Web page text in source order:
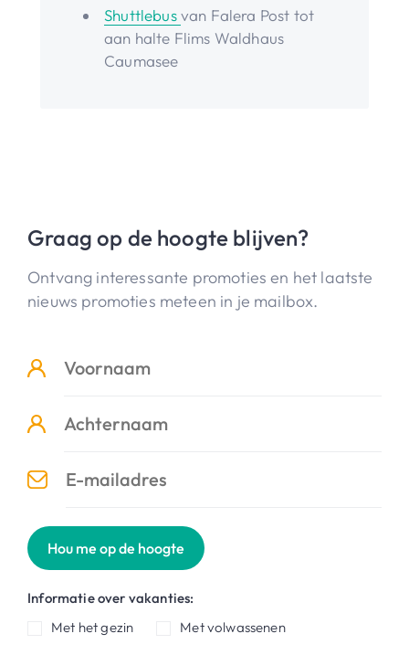
Shuttlebusvan Falera Post tot
aan halte Flims Waldhaus
Caumasee
Graag op de hoogte blijven?
Ontvang interessante promoties en het laatste
nieuws promoties meteen in je mailbox.
Hou me op de hoogte
Informatie over vakanties:
Met het gezin
Met volwassenen